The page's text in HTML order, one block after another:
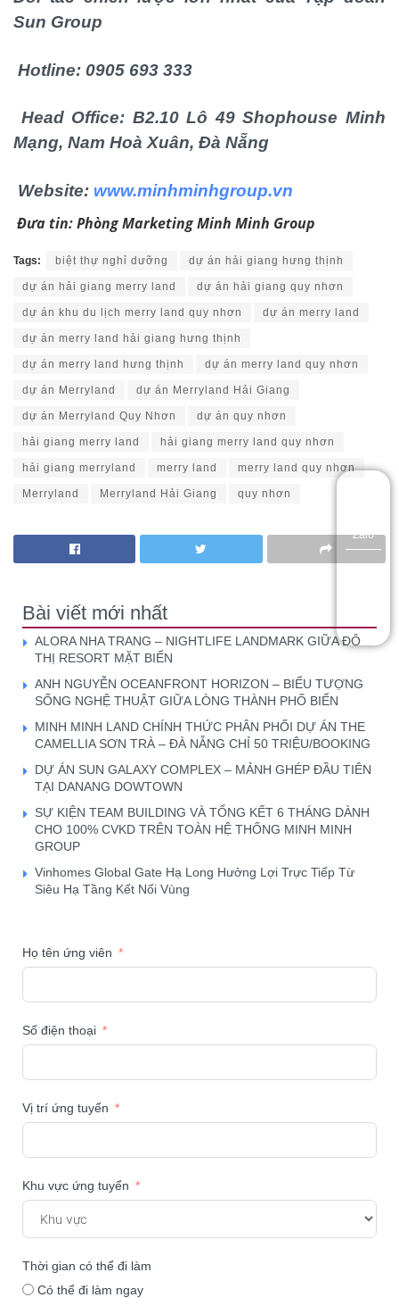
Sun Group
Hotline: 0905 693 333
Head Office: B2.10 Lô 49 Shophouse Minh
Mạng, Nam Hoà Xuân, Đà Nẵng
Website: www.minhminhgroup.vn
Đưa tin: Phòng Marketing Minh Minh Group
Tags: biệt thự nghỉ dưỡng dự án hải giang hưng thịnh
dự án hải giang merry land dự án hải giang quy nhơn
dự án khu du lịch merry land quy nhơn dự án merry land
dự án merry land hải giang hưng thịnh
dự án merry land hưng thịnh dự án merry land quy nhơn
dự án Merryland dự án Merryland Hải Giang
dự án Merryland Quy Nhơn dự án quy nhơn
hải giang merry land hải giang merry land quy nhơn
hải giang merryland merry land merry land quy nhơn
Merryland Merryland Hải Giang quy nhơn
Bài viết mới nhất
ALORA NHA TRANG – NIGHTLIFE LANDMARK GIỮA ĐÔ
THỊ RESORT MẶT BIỂN
ANH NGUYỄN OCEANFRONT HORIZON – BIỂU TƯỢNG
SỐNG NGHỆ THUẬT GIỮA LÒNG THÀNH PHỐ BIỂN
MINH MINH LAND CHÍNH THỨC PHÂN PHỐI DỰ ÁN THE
CAMELLIA SƠN TRÀ – ĐÀ NẴNG CHỈ 50 TRIỆU/BOOKING
DỰ ÁN SUN GALAXY COMPLEX – MẢNH GHÉP ĐẦU TIÊN
TẠI DANANG DOWTOWN
SỰ KIỆN TEAM BUILDING VÀ TỔNG KẾT 6 THÁNG DÀNH
CHO 100% CVKD TRÊN TOÀN HỆ THỐNG MINH MINH
GROUP
Vinhomes Global Gate Hạ Long Hưởng Lợi Trực Tiếp Từ
Siêu Hạ Tầng Kết Nối Vùng
Họ tên ứng viên
Số điện thoại
Vị trí ứng tuyển
Khu vực ứng tuyển
Thời gian có thể đi làm
Có thể đi làm ngay
Zalo